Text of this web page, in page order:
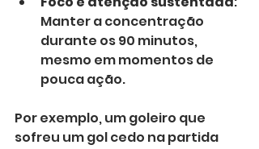
Manter a concentração
durante os 90 minutos,
mesmo em momentos de
pouca ação.
Por exemplo, um goleiro que
sofreu um gol cedo na partida